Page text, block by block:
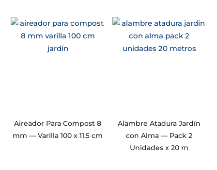
Aireador Para Compost 8
mm — Varilla 100 x 11,5 cm
Alambre Atadura Jardín
con Alma — Pack 2
Unidades x 20 m